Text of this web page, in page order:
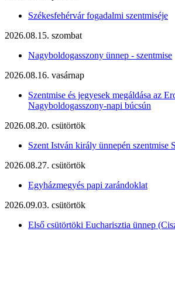
Székesfehérvár fogadalmi szentmiséje
2026.08.15. szombat
Nagyboldogasszony ünnep - szentmise
2026.08.16. vasárnap
Szentmise és jegyesek megáldása az
Nagyboldogasszony-napi búcsún
2026.08.20. csütörtök
Szent István király ünnepén szentmise
2026.08.27. csütörtök
Egyházmegyés papi zarándoklat
2026.09.03. csütörtök
Első csütörtöki Eucharisztia ünnep